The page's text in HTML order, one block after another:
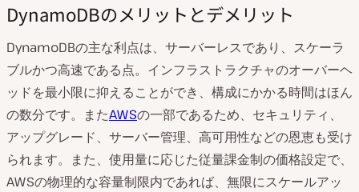
DynamoDBのメリットとデメリット
DynamoDBの主な利点は、サーバーレスであり、スケーラ
ブルかつ高速である点。インフラストラクチャのオーバーヘ
ッドを最小限に抑えることができ、構成にかかる時間はほん
の数分です。またAWSの一部であるため、セキュリティ、
アップグレード、サーバー管理、高可用性などの恩恵も受け
られます。また、使用量に応じた従量課金制の価格設定で、
AWSの物理的な容量制限内であれば、無限にスケールアッ